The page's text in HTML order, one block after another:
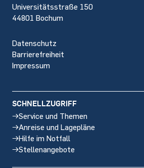
Universitätsstraße 150
44801 Bochum
Datenschutz
Barrierefreiheit
Impressum
SCHNELLZUGRIFF
Service und Themen
Anreise und Lagepläne
Hilfe im Notfall
Stellenangebote